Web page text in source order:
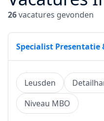
26vacatures gevonden
Specialist Presentatie
Leusden
Niveau MBO